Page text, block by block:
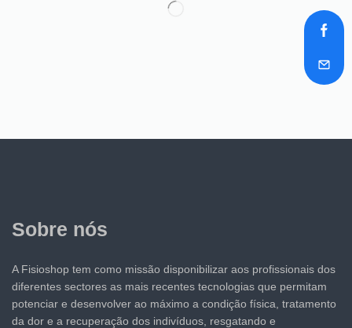
Sobre nós
A Fisioshop tem como missão disponibilizar aos profissionais dos
diferentes sectores as mais recentes tecnologias que permitam
potenciar e desenvolver ao máximo a condição física, tratamento
da dor e a recuperação dos indivíduos, resgatando e